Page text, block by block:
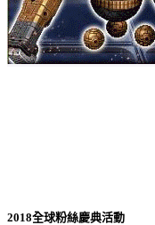
2018全球粉絲慶典活動